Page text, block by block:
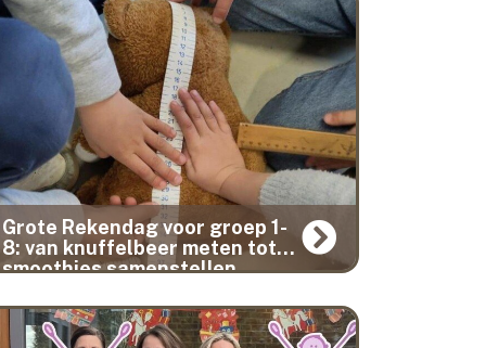
Grote Rekendag voor groep 1-
8: van knuffelbeer meten tot
smoothies samenstellen.